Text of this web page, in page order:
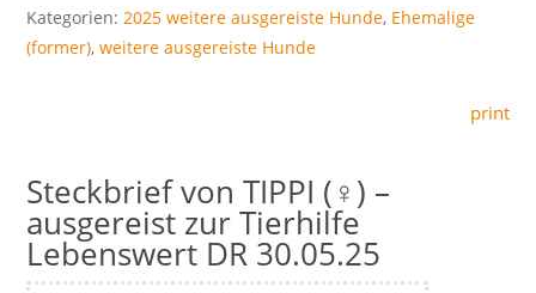
Kategorien: 2025 weitere ausgereiste Hunde, Ehemalige
(former),weitere ausgereiste Hunde
print
TIPPI (♀) –
ausgereist zur Tierhilfe
Lebenswert DR 30.05.25